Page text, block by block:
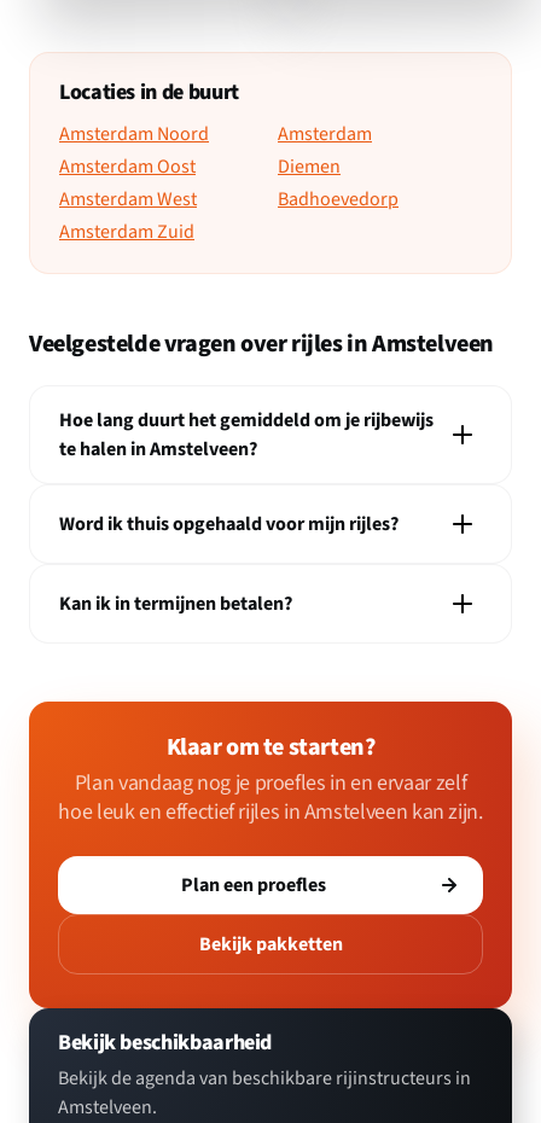
Locaties in de buurt
Amsterdam Noord
Amsterdam Oost
Amsterdam West
Amsterdam Zuid
Amsterdam
Diemen
Badhoevedorp
Veelgestelde vragen over rijles in Amstelveen
Hoe lang duurt het gemiddeld om je rijbewijs
te halen in Amstelveen?
Word ik thuis opgehaald voor mijn rijles?
Kan ik in termijnen betalen?
Klaar om te starten?
Plan vandaag nog je proefles in en ervaar zelf
hoe leuk en effectief rijles in Amstelveen kan zijn.
Plan een proefles
Bekijk pakketten
Bekijk beschikbaarheid
Bekijk de agenda van beschikbare rijinstructeurs in
Amstelveen.